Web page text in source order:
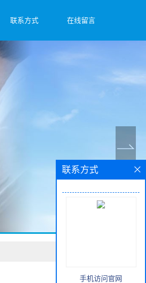
联系方式 在线留言
联系方式
手机访问官网